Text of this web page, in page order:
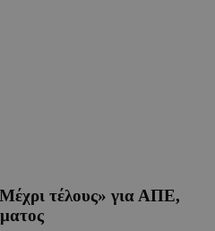
τέλους» για ΑΠΕ,